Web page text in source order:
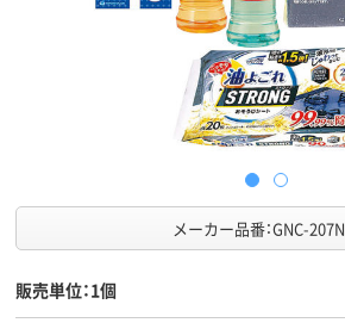
メーカー品番：GNC-207N
販売単位：1個